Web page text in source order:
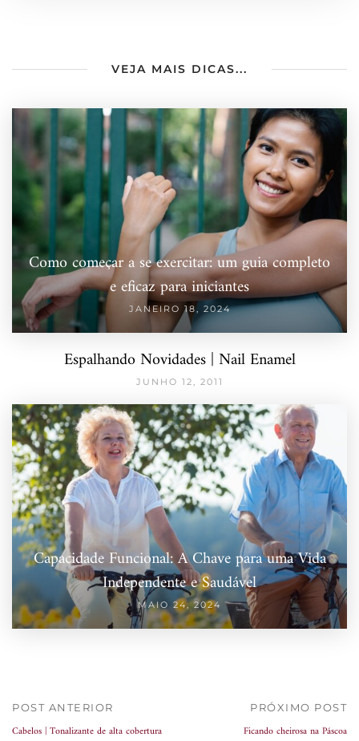
VEJA MAIS DICAS...
Como começar a se exercitar: um guia completo
e eficaz para iniciantes
JANEIRO 18, 2024
Espalhando Novidades | Nail Enamel
JUNHO 12, 2011
Capacidade Funcional: A Chave para uma Vida
Independente e Saudável
MAIO 24, 2024
POST ANTERIOR
Cabelos | Tonalizante de alta cobertura
PRÓXIMO POST
Ficando cheirosa na Páscoa